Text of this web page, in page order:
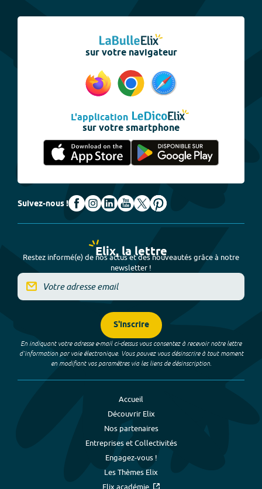
sur votre navigateur
L'application
sur votre smartphone
Suivez-nous !
Elix, la lettre
Restez informé(e) de nos actus et des nouveautés grâce à notre
newsletter !
S'inscrire
En indiquant votre adresse e-mail ci-dessus vous consentez à recevoir notre lettre
d’information par voie électronique. Vous pouvez vous désinscrire à tout moment
en modifiant vos paramètres via les liens de désinscription.
Accueil
Découvrir Elix
Nos partenaires
Entreprises et Collectivités
Engagez-vous !
Les Thèmes Elix
Elix académie